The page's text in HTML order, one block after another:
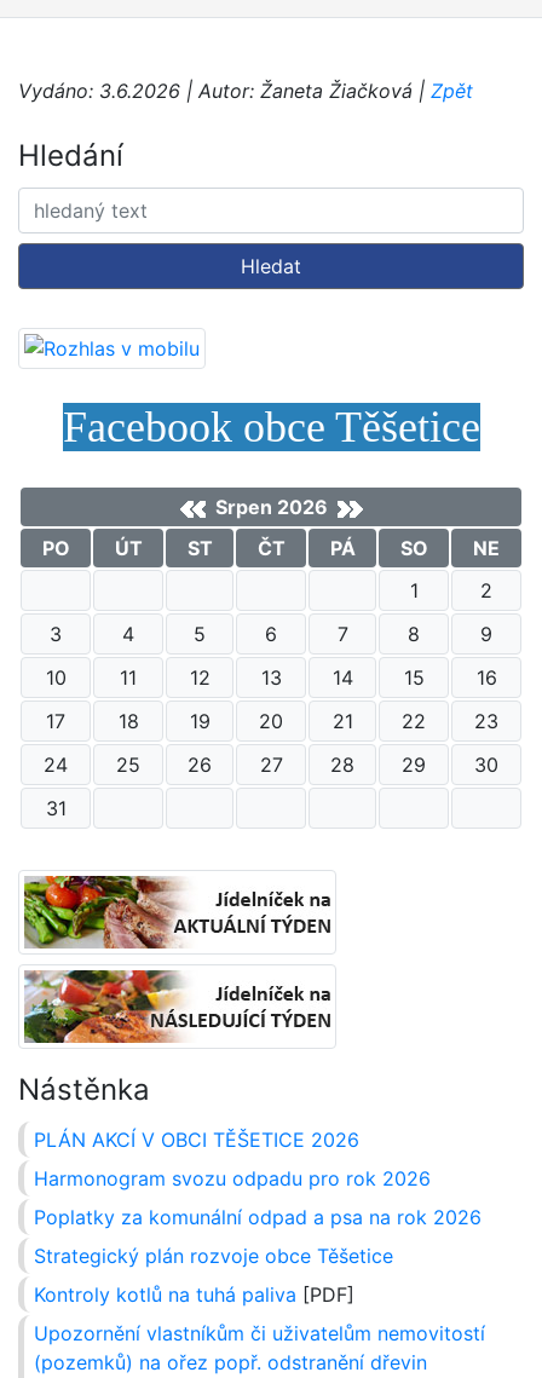
Vydáno: 3.6.2026 | Autor: Žaneta Žiačková | Zpět
Hledání
Hledat
Facebook obce Těšetice
Srpen 2026
PO
ÚT ST ČT PÁ SO
NE
1
2
3
4 5 6 7 8
9
10
11 12 13 14 15
16
17
18 19 20 21 22
23
24
25 26 27 28 29
30
31
Nástěnka
PLÁN AKCÍ V OBCI TĚŠETICE 2026
Harmonogram svozu odpadu pro rok 2026
Poplatky za komunální odpad a psa na rok 2026
Strategický plán rozvoje obce Těšetice
Kontroly kotlů na tuhá paliva [PDF]
Upozornění vlastníkům či uživatelům nemovitostí
(pozemků) na ořez popř. odstranění dřevin